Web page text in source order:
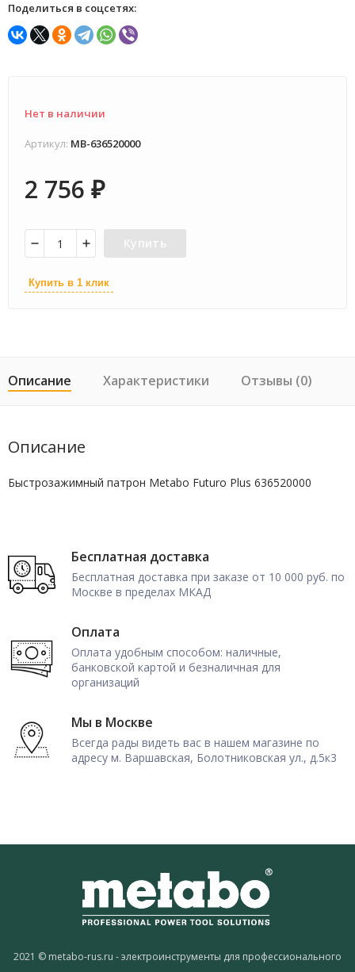
Поделиться в соцсетях:
Нет в наличии
Артикул: MB-636520000
2 756 ₽
Купить
Купить в 1 клик
Описание Характеристики Отзывы (0)
Описание
Быстрозажимный патрон Metabo Futuro Plus 636520000
Бесплатная доставка
Бесплатная доставка при заказе от 10 000 руб. по
Москве в пределах МКАД
Оплата
Оплата удобным способом: наличные,
банковской картой и безналичная для
организаций
Мы в Москве
Всегда рады видеть вас в нашем магазине по
адресу м. Варшавская, Болотниковская ул., д.5к3
2021 © metabo-rus.ru - электроинструменты для профессионального